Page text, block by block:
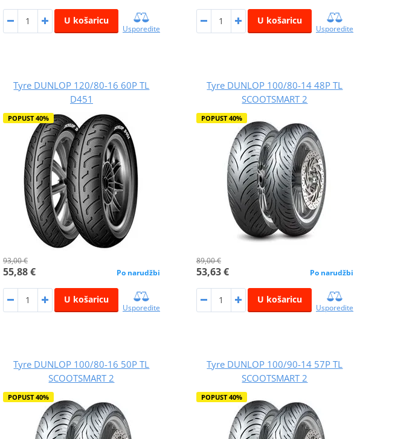
U košaricu
Usporedite
U košaricu
Usporedite
Tyre DUNLOP 120/80-16 60P TL
D451
POPUST 40%
93,00 €
55,88 € Po narudžbi
U košaricu
Usporedite
Tyre DUNLOP 100/80-14 48P TL
SCOOTSMART 2
POPUST 40%
89,00 €
53,63 € Po narudžbi
U košaricu
Usporedite
Tyre DUNLOP 100/80-16 50P TL
SCOOTSMART 2
POPUST 40%
Tyre DUNLOP 100/90-14 57P TL
SCOOTSMART 2
POPUST 40%